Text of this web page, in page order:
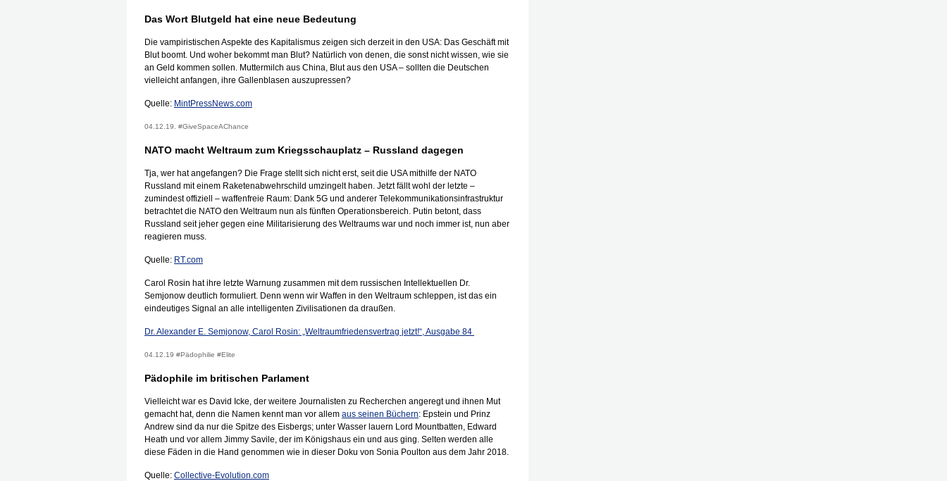
Das Wort Blutgeld hat eine neue Bedeutung
Die vampiristischen Aspekte des Kapitalismus zeigen sich derzeit in den USA: Das Geschäft mit
Blut boomt. Und woher bekommt man Blut? Natürlich von denen, die sonst nicht wissen, wie sie
an Geld kommen sollen. Muttermilch aus China, Blut aus den USA – sollten die Deutschen
vielleicht anfangen, ihre Gallenblasen auszupressen?
Quelle: MintPressNews.com
04.12.19. #GiveSpaceAChance
NATO macht Weltraum zum Kriegsschauplatz – Russland dagegen
Tja, wer hat angefangen? Die Frage stellt sich nicht erst, seit die USA mithilfe der NATO
Russland mit einem Raketenabwehrschild umzingelt haben. Jetzt fällt wohl der letzte –
zumindest offiziell – waffenfreie Raum: Dank 5G und anderer Telekommunikationsinfrastruktur
betrachtet die NATO den Weltraum nun als fünften Operationsbereich. Putin betont, dass
Russland seit jeher gegen eine Militarisierung des Weltraums war und noch immer ist, nun aber
reagieren muss.
Quelle: RT.com
Carol Rosin hat ihre letzte Warnung zusammen mit dem russischen Intellektuellen Dr.
Semjonow deutlich formuliert. Denn wenn wir Waffen in den Weltraum schleppen, ist das ein
eindeutiges Signal an alle intelligenten Zivilisationen da draußen.
Dr. Alexander E. Semjonow, Carol Rosin: „Weltraumfriedensvertrag jetzt!“, Ausgabe 84
04.12.19 #Pädophilie #Elite
Pädophile im britischen Parlament
Vielleicht war es David Icke, der weitere Journalisten zu Recherchen angeregt und ihnen Mut
gemacht hat, denn die Namen kennt man vor allem aus seinen Büchern: Epstein und Prinz
Andrew sind da nur die Spitze des Eisbergs; unter Wasser lauern Lord Mountbatten, Edward
Heath und vor allem Jimmy Savile, der im Königshaus ein und aus ging. Selten werden alle
diese Fäden in die Hand genommen wie in dieser Doku von Sonia Poulton aus dem Jahr 2018.
Quelle: Collective-Evolution.com